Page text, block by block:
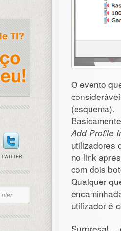
O evento
(esquema).
Add Profile
utilizadores
no link
com dois
Qualquer
utilizador é
Surpresa!…
TWITTER